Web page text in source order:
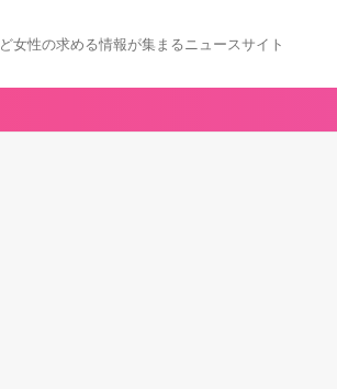
女性の求める情報が集まるニュースサイト